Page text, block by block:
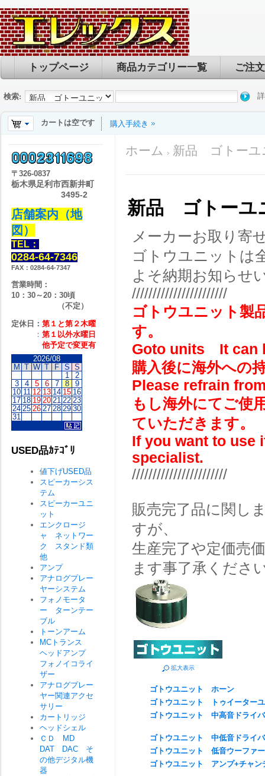
トップページ 商品カテゴリー一覧 ご注
検索:
カートは空です 購入手続き
ホーム 新品 ゴトーユ
新品 ゴトーユ
メーカーお取り寄
ゴトウユニットは
よそ納期お知らせ
///////////////////////
ゴトウユニット製
す。
Goto units It can
購入後に海外への
Please refrain
もし海外にてご使
ていただきます。
If you want to use
specialist.
///////////////////////
販売完了品に関し
すが、
生産完了や定価売
ます事了承くださ
拡大表示
ゴトウユニット ホーン
ゴトウユニット トゥイーター
ゴトウユニット 中高音ドライ
ゴトウユニット 中低音ドライ
ゴトウユニット 低音ウーファ
ゴトウユニット アンプ+チャン
〒 326-0837
栃木県足利市西新井町
3495-2
店舗案内（地
図）
TEL：
0284-64-7346
FAX：0284-64-7347
営業時間：
10：30～20：30頃
（不定）
定休日： 第１と第２木曜
： 第１以外水曜日
他予定で変更有
2026/08
M T W T F S S
1
2
3
4 5 6 7 8
9
10 11 12 13 14 15 16
17 18 19 20 21 22 23
24 25 26 27 28 29 30
31
USED品ｶﾃｺﾞﾘ
値下げUSED品
スピーカーシス
テム
スピーカーユニ
ット
エンクロージ
ャ ネットワー
ク スタンド類
他
アンプ
アナログプレー
ヤーシステム
フォノモータ
ー ターンテー
ブル
トーンアーム
MCトランス
ヘッドアンプ
フォノイコライ
ザー
アナログプレー
ヤー関連アクセ
サリー
カートリッジ
ヘッドシェル
ＣＤ MD
DAT DAC そ
の他デジタル機
器